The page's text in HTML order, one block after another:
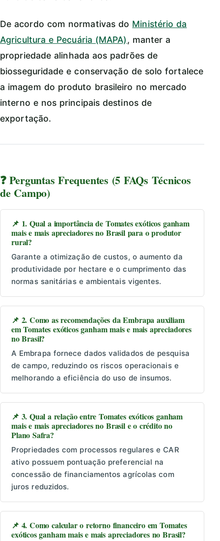
De acordo com normativas do Ministério da
Agricultura e Pecuária (MAPA), manter a
propriedade alinhada aos padrões de
biosseguridade e conservação de solo fortalece
a imagem do produto brasileiro no mercado
interno e nos principais destinos de
exportação.
❓ Perguntas Frequentes (5 FAQs Técnicos
de Campo)
📌 1. Qual a importância de Tomates exóticos ganham
mais e mais apreciadores no Brasil para o produtor
rural?
Garante a otimização de custos, o aumento da
produtividade por hectare e o cumprimento das
normas sanitárias e ambientais vigentes.
📌 2. Como as recomendações da Embrapa auxiliam
em Tomates exóticos ganham mais e mais apreciadores
no Brasil?
A Embrapa fornece dados validados de pesquisa
de campo, reduzindo os riscos operacionais e
melhorando a eficiência do uso de insumos.
📌 3. Qual a relação entre Tomates exóticos ganham
mais e mais apreciadores no Brasil e o crédito no
Plano Safra?
Propriedades com processos regulares e CAR
ativo possuem pontuação preferencial na
concessão de financiamentos agrícolas com
juros reduzidos.
📌 4. Como calcular o retorno financeiro em Tomates
exóticos ganham mais e mais apreciadores no Brasil?